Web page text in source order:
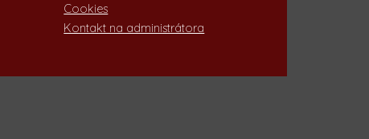
Cookies
Kontakt na administrátora